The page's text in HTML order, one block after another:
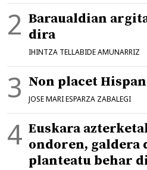
Baraualdian
dira
IHINTZA TELLABIDE AMUNARRIZ
Non placet
JOSE MARI ESPARZA ZABALEGI
Euskara
ondoren, galdera
planteatu behar